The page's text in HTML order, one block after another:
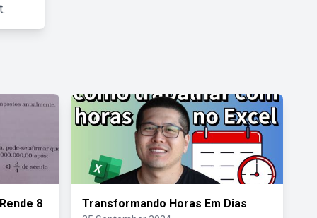
8 Transformando Horas Em Dias